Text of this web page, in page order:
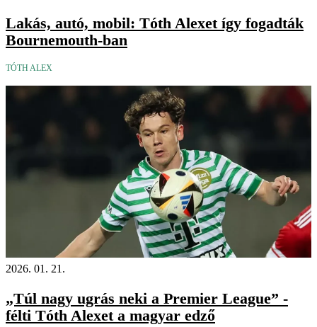
Lakás, autó, mobil: Tóth Alexet így fogadták
Bournemouth-ban
TÓTH ALEX
2026. 01. 21.
„Túl nagy ugrás neki a Premier League” -
félti Tóth Alexet a magyar edző